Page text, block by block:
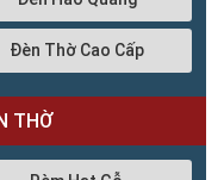
Đèn Thờ Cao Cấp
THỜ